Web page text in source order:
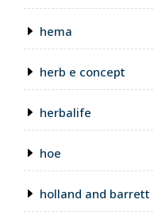
hema
herb e concept
herbalife
hoe
holland and barrett